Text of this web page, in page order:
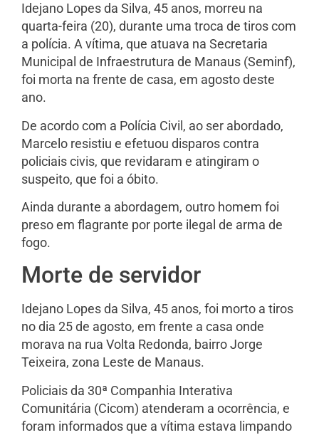
Idejano Lopes da Silva, 45 anos, morreu na
quarta-feira (20), durante uma troca de tiros com
a polícia. A vítima, que atuava na Secretaria
Municipal de Infraestrutura de Manaus (Seminf),
foi morta na frente de casa, em agosto deste
ano.
De acordo com a Polícia Civil, ao ser abordado,
Marcelo resistiu e efetuou disparos contra
policiais civis, que revidaram e atingiram o
suspeito, que foi a óbito.
Ainda durante a abordagem, outro homem foi
preso em flagrante por porte ilegal de arma de
fogo.
Morte de servidor
Idejano Lopes da Silva, 45 anos, foi morto a tiros
no dia 25 de agosto, em frente a casa onde
morava na rua Volta Redonda, bairro Jorge
Teixeira, zona Leste de Manaus.
Policiais da 30ª Companhia Interativa
Comunitária (Cicom) atenderam a ocorrência, e
foram informados que a vítima estava limpando